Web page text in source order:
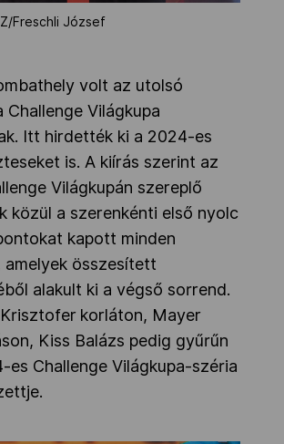
Freschli József
volt az utolsó
Challenge Világkupa
Itt hirdették ki a 2024-es
is. A kiírás szerint az
Világkupán szereplő
közül a szerenkénti első nyolc
kapott minden
amelyek összesített
alakult ki a végső sorrend.
korláton, Mayer
Kiss Balázs pedig gyűrűn
es Challenge Világkupa-széria